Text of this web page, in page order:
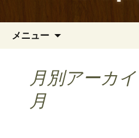
メニュー
月別アーカイ
月